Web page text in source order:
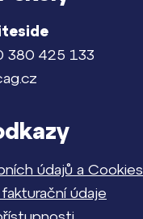
380 425 133
údajů a Cookies
údaje